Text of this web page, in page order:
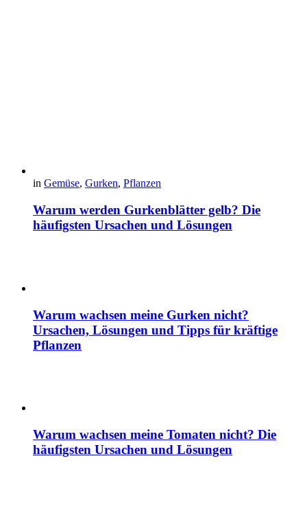
in Gemüse, Gurken, Pflanzen
Warum werden Gurkenblätter gelb? Die
häufigsten Ursachen und Lösungen
Warum wachsen meine Gurken nicht?
Ursachen, Lösungen und Tipps für kräftige
Pflanzen
Warum wachsen meine Tomaten nicht? Die
häufigsten Ursachen und Lösungen